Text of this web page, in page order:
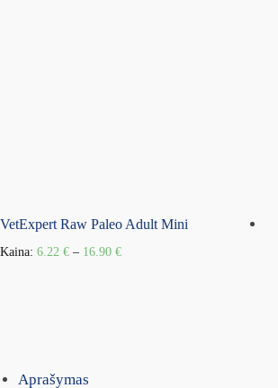
VetExpert Raw Paleo Adult Mini
Kaina: 6.22 € – 16.90 €
Aprašymas